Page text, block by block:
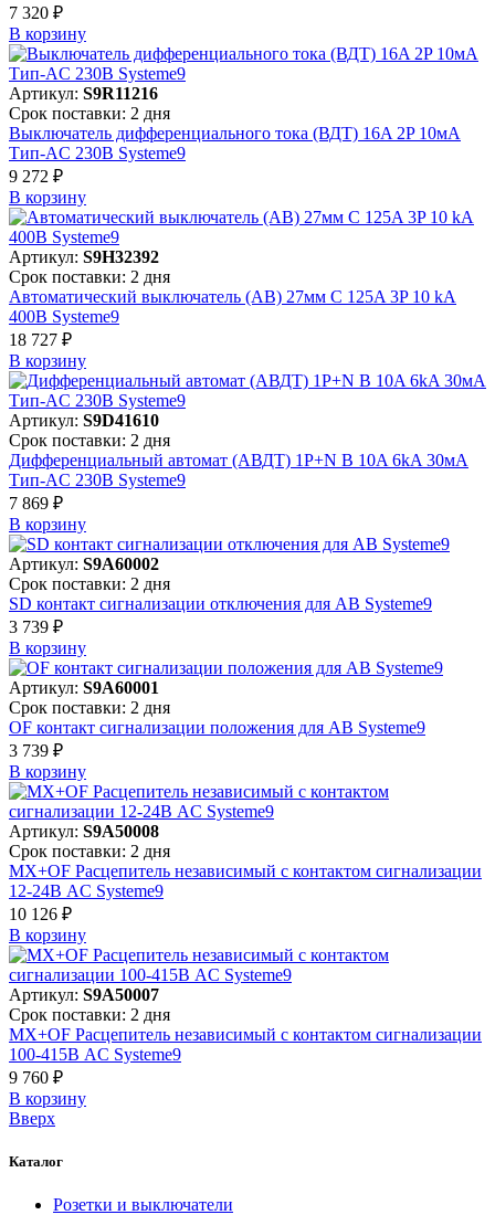
7 320 ₽
В корзинy
Артикул: S9R11216
Срок поставки: 2 дня
Выключатель дифференциального тока (ВДТ) 16A 2P 10мА
Тип-AC 230В Systeme9
9 272 ₽
В корзинy
Артикул: S9H32392
Срок поставки: 2 дня
Автоматический выключатель (АВ) 27мм C 125A 3P 10 kA
400В Systeme9
18 727 ₽
В корзинy
Артикул: S9D41610
Срок поставки: 2 дня
Дифференциальный автомат (АВДТ) 1P+N B 10A 6kA 30мА
Тип-AC 230В Systeme9
7 869 ₽
В корзинy
Артикул: S9A60002
Срок поставки: 2 дня
SD контакт сигнализации отключения для АВ Systeme9
3 739 ₽
В корзинy
Артикул: S9A60001
Срок поставки: 2 дня
OF контакт сигнализации положения для АВ Systeme9
3 739 ₽
В корзинy
Артикул: S9A50008
Срок поставки: 2 дня
MX+OF Расцепитель независимый с контактом сигнализации
12-24В AC Systeme9
10 126 ₽
В корзинy
Артикул: S9A50007
Срок поставки: 2 дня
MX+OF Расцепитель независимый с контактом сигнализации
100-415В AC Systeme9
9 760 ₽
В корзинy
Вверх
Каталог
Розетки и выключатели